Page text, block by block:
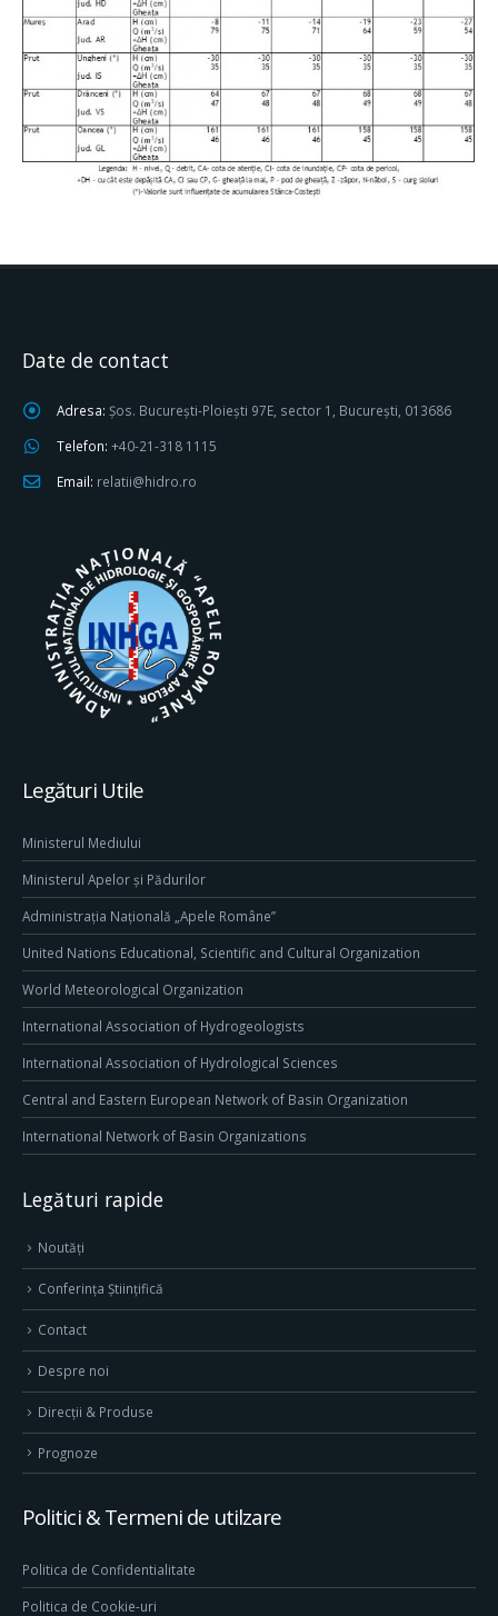
Date de contact
Adresa: Șos. București-Ploiești 97E, sector 1, București, 013686
Telefon: +40-21-318 1115
Email: relatii@hidro.ro
Legături Utile
Ministerul Mediului
Ministerul Apelor și Pădurilor
Administrația Națională „Apele Române”
United Nations Educational, Scientific and Cultural Organization
World Meteorological Organization
International Association of Hydrogeologists
International Association of Hydrological Sciences
Central and Eastern European Network of Basin Organization
International Network of Basin Organizations
Legături rapide
Noutăți
Conferința Științifică
Contact
Despre noi
Direcţii & Produse
Prognoze
Politici & Termeni de utilzare
Politica de Confidentialitate
Politica de Cookie-uri